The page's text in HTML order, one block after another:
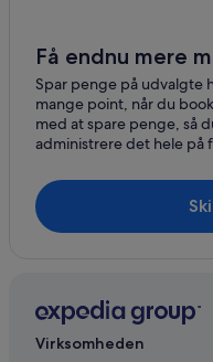
Få endnu mere
Spar penge på udvalgte
mange point, når du
med at spare penge, så
administrere det hele på
Virksomheden